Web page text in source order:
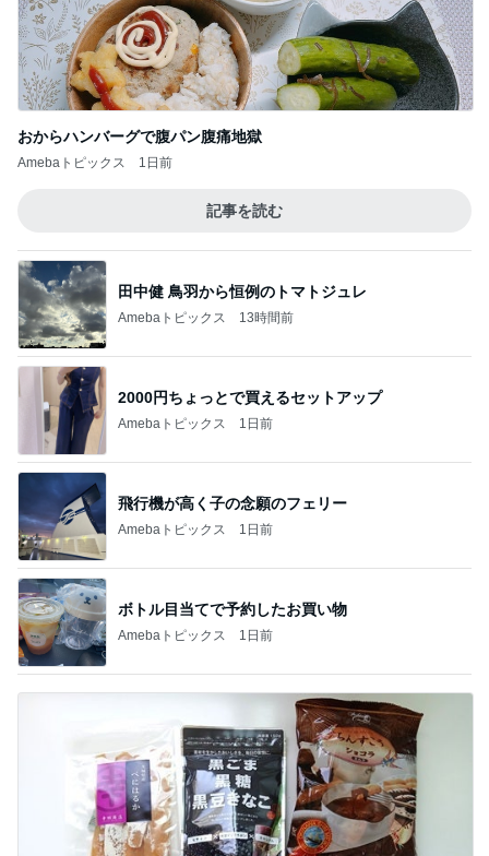
おからハンバーグで腹パン腹痛地獄
Amebaトピックス 1日前
記事を読む
田中健 鳥羽から恒例のトマトジュレ
Amebaトピックス 13時間前
2000円ちょっとで買えるセットアップ
Amebaトピックス 1日前
飛行機が高く子の念願のフェリー
Amebaトピックス 1日前
ボトル目当てで予約したお買い物
Amebaトピックス 1日前